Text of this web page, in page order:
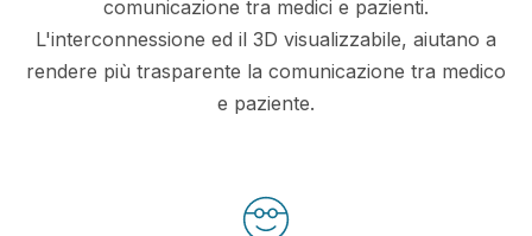
comunicazione tra medici e pazienti.
L'interconnessione ed il 3D visualizzabile, aiutano a
rendere più trasparente la comunicazione tra medico
e paziente.